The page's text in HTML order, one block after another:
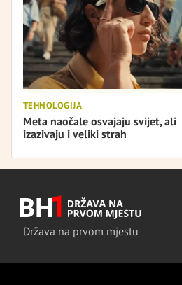
TEHNOLOGIJA
Meta naočale osvajaju svijet, ali
izazivaju i veliki strah
Država na prvom mjestu